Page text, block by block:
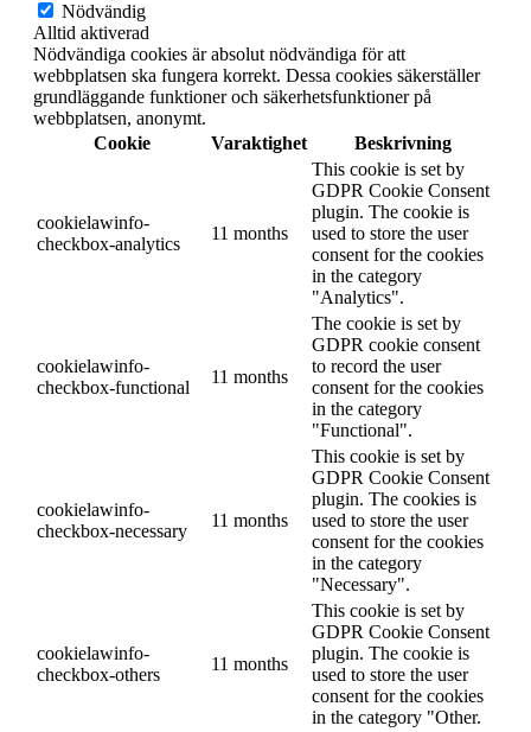
Nödvändig
Alltid aktiverad
Nödvändiga cookies är absolut nödvändiga för att
webbplatsen ska fungera korrekt. Dessa cookies säkerställer
grundläggande funktioner och säkerhetsfunktioner på
webbplatsen, anonymt.
Cookie
Varaktighet Beskrivning
cookielawinfo-
checkbox-analytics
11 months
This cookie is set by
GDPR Cookie Consent
plugin. The cookie is
used to store the user
consent for the cookies
in the category
"Analytics".
cookielawinfo-
checkbox-functional
11 months
The cookie is set by
GDPR cookie consent
to record the user
consent for the cookies
in the category
"Functional".
cookielawinfo-
checkbox-necessary
11 months
This cookie is set by
GDPR Cookie Consent
plugin. The cookies is
used to store the user
consent for the cookies
in the category
"Necessary".
cookielawinfo-
checkbox-others
11 months
This cookie is set by
GDPR Cookie Consent
plugin. The cookie is
used to store the user
consent for the cookies
in the category "Other.